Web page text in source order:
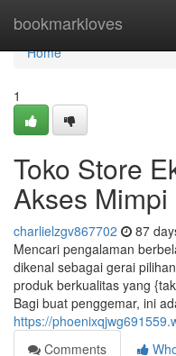
bookmarkloves
Home
Home
1
Toko Store
Akses
charlielzgv867702 87
Mencari pengalaman
dikenal sebagai gerai
produk berkualitas yang
Bagi buat penggemar, ini
https://
Comments